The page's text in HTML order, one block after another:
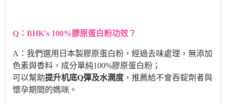
Q：BHK's 100%膠原蛋白粉功效？
A：我們選用日本製膠原蛋白粉，經過去味處理，無添加
色素與香料，成分單純100%膠原蛋白粉；
可以幫助提升机底Q彈及水潤度 ，推薦給不會吞錠劑者與
懷孕期間的媽咪。